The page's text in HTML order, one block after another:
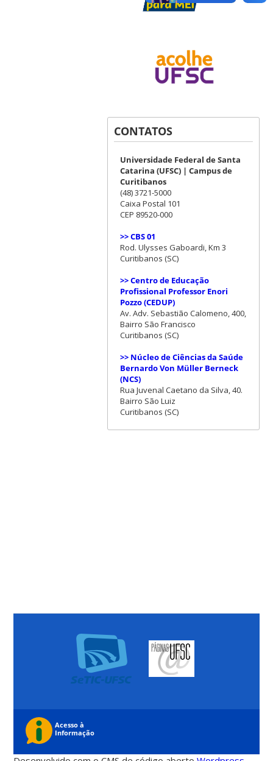
CONTATOS
Universidade Federal de Santa
Catarina (UFSC) | Campus de
Curitibanos
(48) 3721-5000
Caixa Postal 101
CEP 89520-000
>> CBS 01
Rod. Ulysses Gaboardi, Km 3
Curitibanos (SC)
>> Centro de Educação
Profissional Professor Enori
Pozzo (CEDUP)
Av. Adv. Sebastião Calomeno, 400,
Bairro São Francisco
Curitibanos (SC)
>> Núcleo de Ciências da Saúde
Bernardo Von Müller Berneck
(NCS)
Rua Juvenal Caetano da Silva, 40.
Bairro São Luiz
Curitibanos (SC)